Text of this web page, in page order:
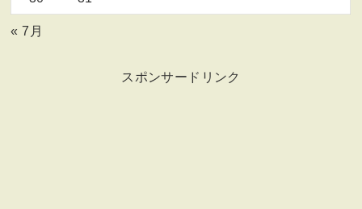
« 7月
スポンサードリンク